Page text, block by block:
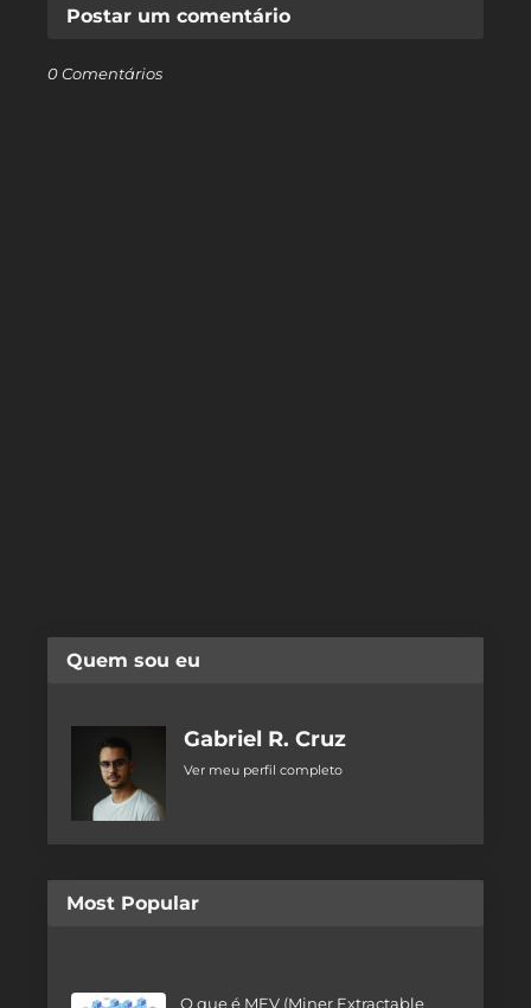
Postar um comentário
0 Comentários
Quem sou eu
Gabriel R. Cruz
Ver meu perfil completo
Most Popular
O que é MEV (Miner Extractable